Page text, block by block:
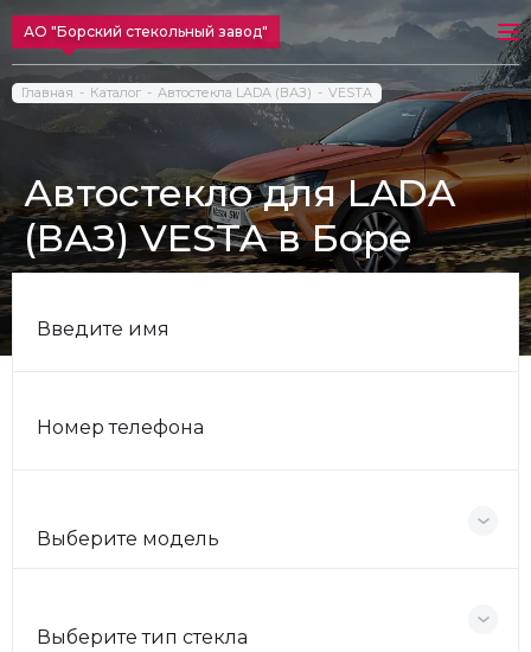
АО "Борский стекольный завод"
Главная Каталог Автостекла LADA (ВАЗ) VESTA
Автостекло для LADA
(ВАЗ) VESTA в Боре
Введите имя
Номер телефона
Выберите модель
Выберите тип стекла